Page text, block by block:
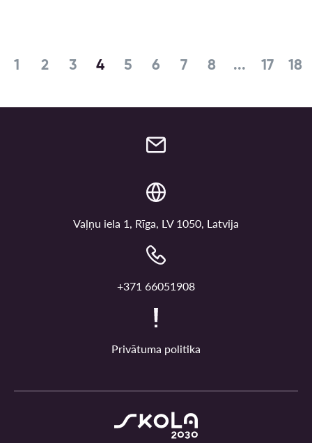
1 2 3 4 5 6 7 8 ... 17 18
Vaļņu iela 1, Rīga, LV 1050, Latvija
+371 66051908
Privātuma politika